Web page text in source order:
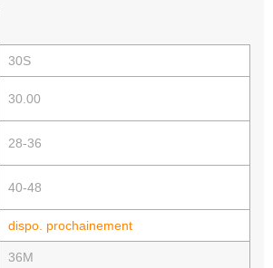
30S
30.00
28-36
40-48
dispo. prochainement
36M